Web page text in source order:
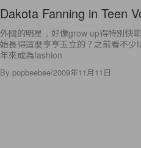
Dakota Fanning in Teen
外國的明星，好像grow up得特別快
始長得這麼亨亨玉立的？之前看不
年來成為fashion
By popbeebee/2009年11月11日